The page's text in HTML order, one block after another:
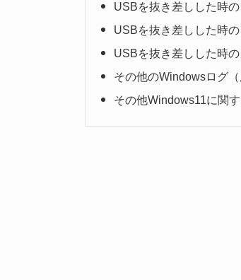
USBを抜き差しした時
USBを抜き差しした時
USBを抜き差しした時
その他のWindowsログ
その他Windows11に関